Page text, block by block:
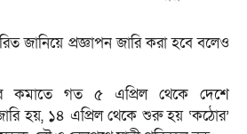
জানিয়ে প্রজ্ঞাপন জারি করা হবে বলেও
কমাতে গত ৫ এপ্রিল থেকে দেশে
হয়, ১৪ এপ্রিল থেকে শুরু হয় ‘কঠোর’